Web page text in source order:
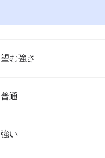
望む強さ
普通
強い